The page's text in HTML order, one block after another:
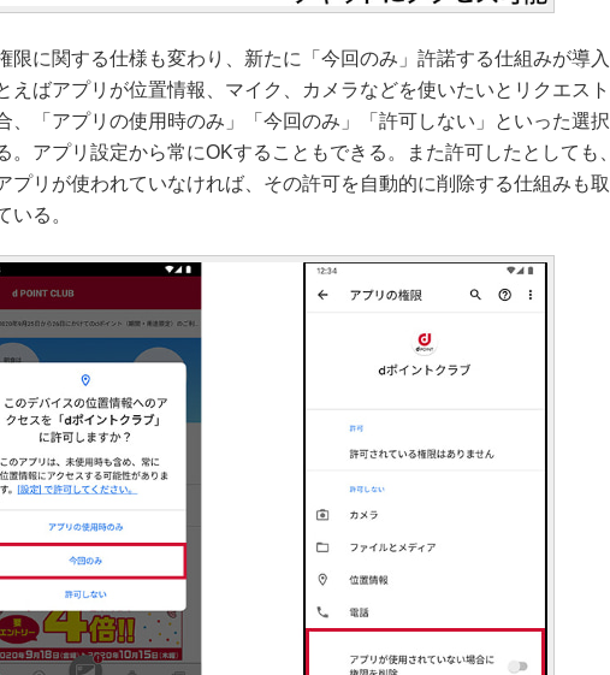
に関する仕様も変わり、新たに「今回のみ」許諾する仕組みが導入
えばアプリが位置情報、マイク、カメラなどを使いたいとリクエスト
、「アプリの使用時のみ」「今回のみ」「許可しない」といった選択
。アプリ設定から常にOKすることもできる。また許可したとしても、
プリが使われていなければ、その許可を自動的に削除する仕組みも取
いる。